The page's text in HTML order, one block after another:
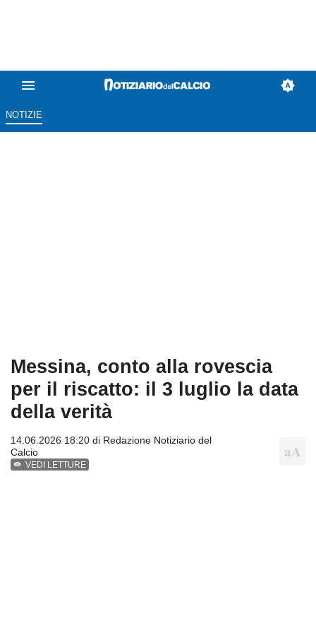
NOTIZIE
Messina, conto alla rovescia
per il riscatto: il 3 luglio la data
della verità
14.06.2026 18:20 di Redazione Notiziario del
Calcio
VEDI LETTURE